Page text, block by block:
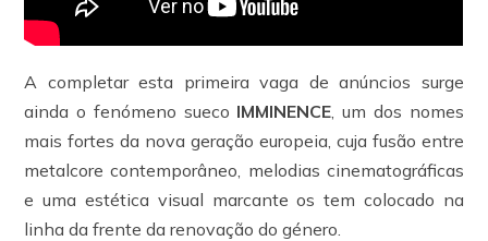
A completar esta primeira vaga de anúncios surge
ainda o fenómeno sueco IMMINENCE , um dos nomes
mais fortes da nova geração europeia, cuja fusão entre
metalcore contemporâneo, melodias cinematográficas
e uma estética visual marcante os tem colocado na
linha da frente da renovação do género.